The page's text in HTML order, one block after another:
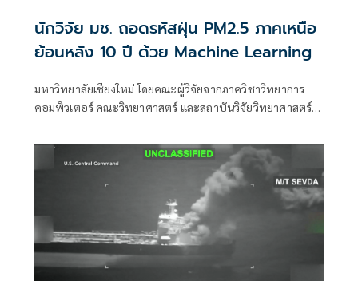
นักวิจัย มช. ถอดรหัสฝุ่น PM2.5 ภาคเหนือ
ย้อนหลัง 10 ปี ด้วย Machine Learning
มหาวิทยาลัยเชียงใหม่ โดยคณะผู้วิจัยจากภาควิชาวิทยาการ
คอมพิวเตอร์ คณะวิทยาศาสตร์ และสถาบันวิจัยวิทยาศาสตร์